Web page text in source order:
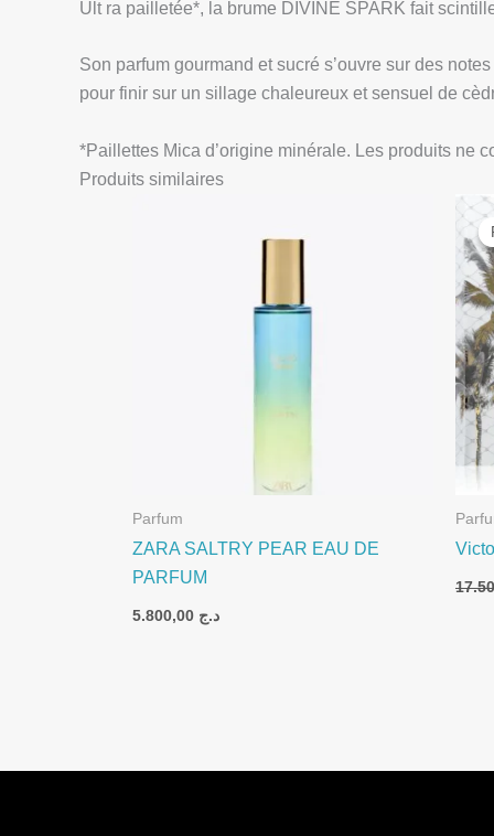
Ult ra pailletée*, la brume DIVINE SPARK fait
Son parfum gourmand et sucré s’ouvre sur des
pour finir sur un sillage chaleureux et sensuel de
*Paillettes Mica d’origine minérale. Les produits ne
Produits similaires
Parfum
ZARA SALTRY PEAR EAU DE
PARFUM
د.ج